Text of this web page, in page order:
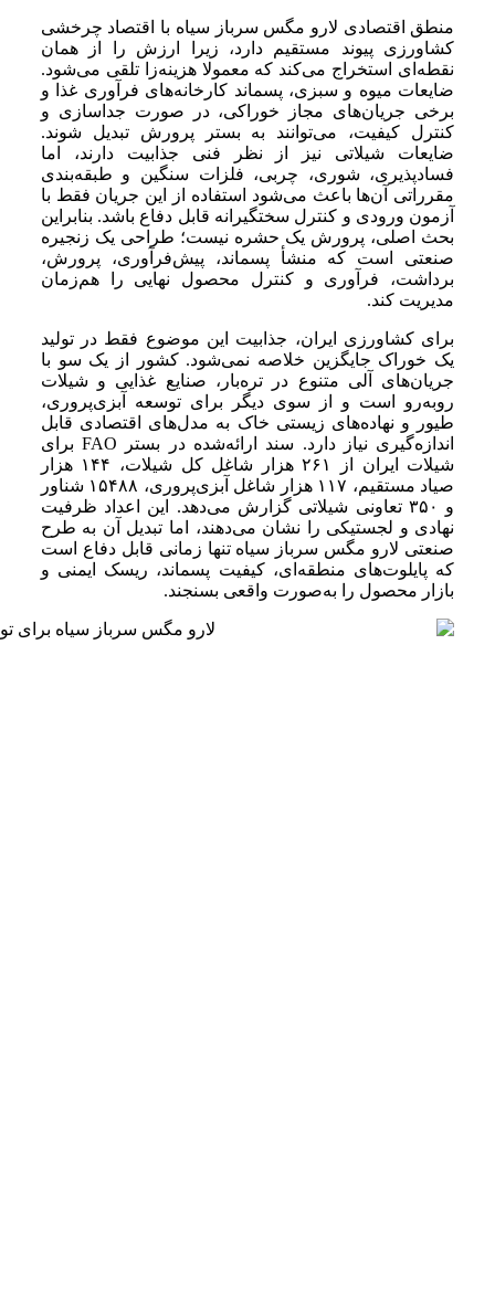
منطق اقتصادی لارو مگس سرباز سیاه با اقتصاد چرخشی
کشاورزی پیوند مستقیم دارد، زیرا ارزش را از همان
نقطه‌ای استخراج می‌کند که معمولا هزینه‌زا تلقی می‌شود.
ضایعات میوه و سبزی، پسماند کارخانه‌های فرآوری غذا و
برخی جریان‌های مجاز خوراکی، در صورت جداسازی و
کنترل کیفیت، می‌توانند به بستر پرورش تبدیل شوند.
ضایعات شیلاتی نیز از نظر فنی جذابیت دارند، اما
فسادپذیری، شوری، چربی، فلزات سنگین و طبقه‌بندی
مقرراتی آن‌ها باعث می‌شود استفاده از این جریان فقط با
آزمون ورودی و کنترل سختگیرانه قابل دفاع باشد. بنابراین
بحث اصلی، پرورش یک حشره نیست؛ طراحی یک زنجیره
صنعتی است که منشأ پسماند، پیش‌فرآوری، پرورش،
برداشت، فرآوری و کنترل محصول نهایی را هم‌زمان
مدیریت کند.
برای کشاورزی ایران، جذابیت این موضوع فقط در تولید
یک خوراک جایگزین خلاصه نمی‌شود. کشور از یک سو با
جریان‌های آلی متنوع در تره‌بار، صنایع غذایی و شیلات
روبه‌رو است و از سوی دیگر برای توسعه آبزی‌پروری،
طیور و نهاده‌های زیستی خاک به مدل‌های اقتصادی قابل
اندازه‌گیری نیاز دارد. سند ارائه‌شده در بستر FAO برای
شیلات ایران از ۲۶۱ هزار شاغل کل شیلات، ۱۴۴ هزار
صیاد مستقیم، ۱۱۷ هزار شاغل آبزی‌پروری، ۱۵۴۸۸ شناور
و ۳۵۰ تعاونی شیلاتی گزارش می‌دهد. این اعداد ظرفیت
نهادی و لجستیکی را نشان می‌دهند، اما تبدیل آن به طرح
صنعتی لارو مگس سرباز سیاه تنها زمانی قابل دفاع است
که پایلوت‌های منطقه‌ای، کیفیت پسماند، ریسک ایمنی و
بازار محصول را به‌صورت واقعی بسنجند.